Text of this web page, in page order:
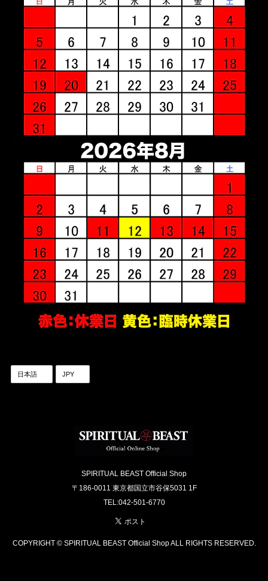
SPIRITUAL BEAST Official Shop
〒186-0011 東京都国立市谷保5031 1F
TEL:042-501-6770
COPYRIGHT © SPIRITUAL BEAST Official Shop ALL RIGHTS RESERVED.